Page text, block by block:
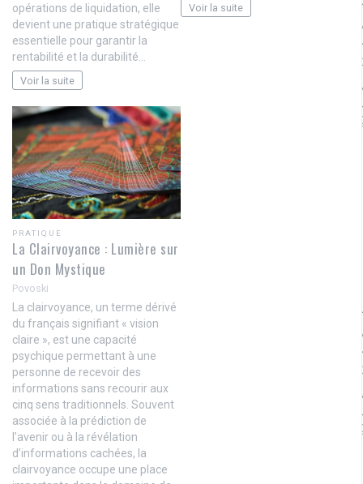
opérations de liquidation, elle
devient une pratique stratégique
essentielle pour garantir la
rentabilité et la durabilité…
Voir la suite
Voir la suite
PRATIQUE
La Clairvoyance : Lumière sur
un Don Mystique
Povoski
La clairvoyance, un terme dérivé
du français signifiant « vision
claire », est une capacité
psychique permettant à une
personne de recevoir des
informations sans recourir aux
cinq sens traditionnels. Souvent
associée à la prédiction de
l’avenir ou à la révélation
d’informations cachées, la
clairvoyance occupe une place